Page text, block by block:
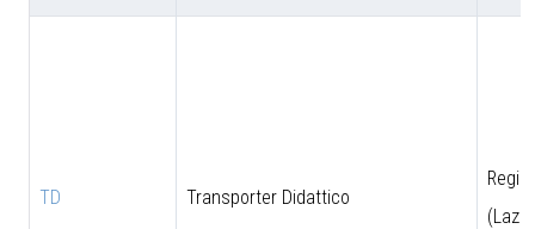
TD Transporter Didattico